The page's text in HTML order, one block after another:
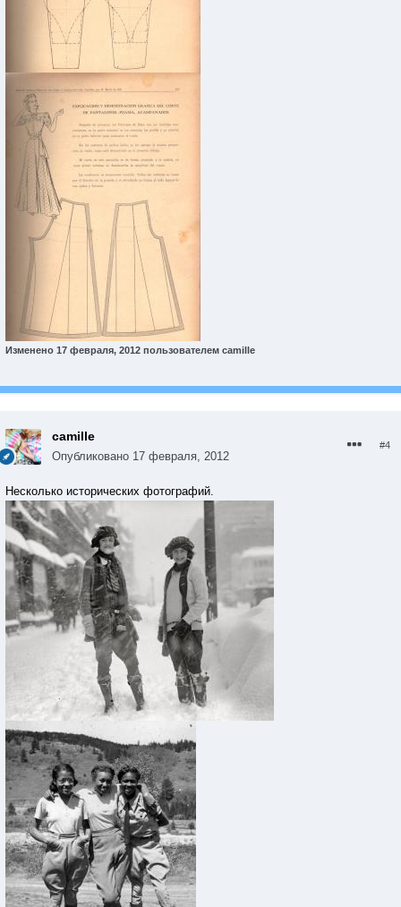
Изменено 17 февраля, 2012 пользователем camille
camille
Опубликовано 17 февраля, 2012
#4
Несколько исторических фотографий.